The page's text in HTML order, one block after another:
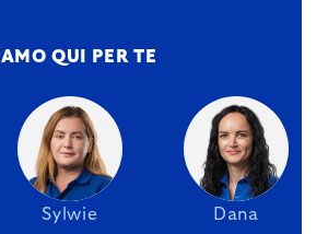
QUI PER TE
Sylwie Dana